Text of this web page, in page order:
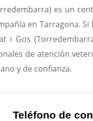
es un
en Tarragona. Si
i Gos
de atención
y de confianza.
Teléfono de